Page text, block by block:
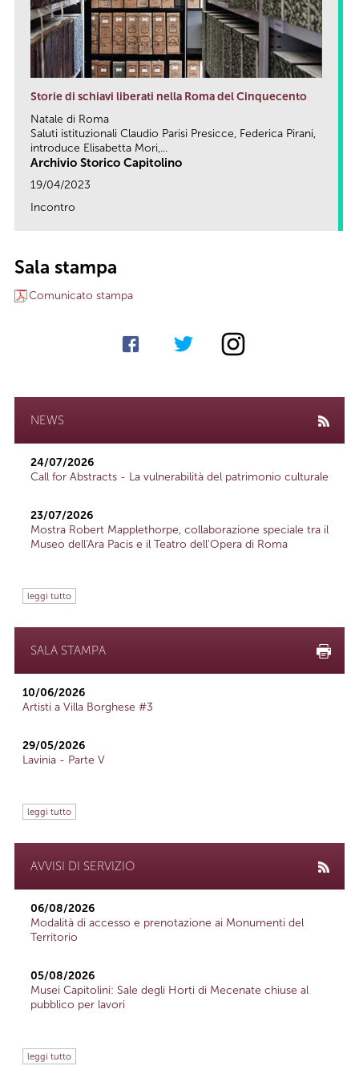
Storie di schiavi liberati nella Roma del Cinquecento
Natale di Roma
Saluti istituzionali Claudio Parisi Presicce, Federica Pirani,
introduce Elisabetta Mori,...
Archivio Storico Capitolino
19/04/2023
Incontro
Sala stampa
Comunicato stampa
NEWS
24/07/2026
Call for Abstracts - La vulnerabilità del patrimonio culturale
23/07/2026
Mostra Robert Mapplethorpe, collaborazione speciale tra il
Museo dell'Ara Pacis e il Teatro dell'Opera di Roma
leggi tutto
SALA STAMPA
10/06/2026
Artisti a Villa Borghese #3
29/05/2026
Lavinia - Parte V
leggi tutto
AVVISI DI SERVIZIO
06/08/2026
Modalità di accesso e prenotazione ai Monumenti del
Territorio
05/08/2026
Musei Capitolini: Sale degli Horti di Mecenate chiuse al
pubblico per lavori
leggi tutto